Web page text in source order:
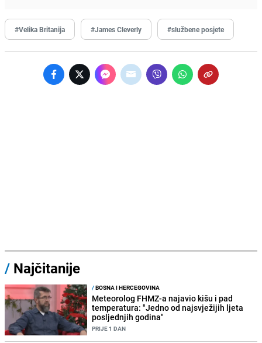
#Velika Britanija #James Cleverly #službene posjete
/ Najčitanije
/BOSNA I HERCEGOVINA
Meteorolog FHMZ-a najavio kišu i pad
temperatura: "Jedno od najsvježijih ljeta
posljednjih godina"
PRIJE 1 DAN